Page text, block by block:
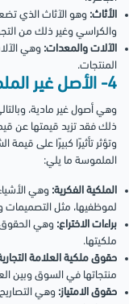
الأثاث: وهو الآثاث الذي
والكراسي وغير ذلك من
الآلات والمعدات: وهي
المنتجات.
4- الأصل غير الملموس
وهي أصول غير مادية،
ذلك فقد تزيد قيمتها عن
وتؤثر تأثيرًا كبيرًا على
الملموسة ما يلي:
الملكية الفكرية: وهي
لموظفيها، مثل التصميمات
براءات الاختراع: وهي الحقوق
ملكيتها.
حقوق ملكية العلامة
منتجاتها في السوق وبين
حقوق الامتياز: وهي